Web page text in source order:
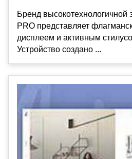
Бренд высокотехнологичной
PRO представляет
дисплеем и активным
Устройство создано ...